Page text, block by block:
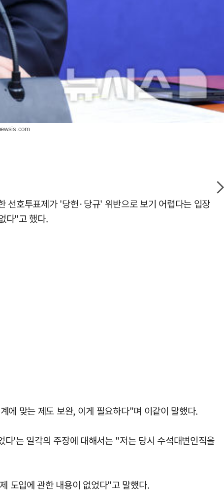
선호투표제가 '당헌·당규' 위반으로 보기 어렵다는 입장
다"고 했다.
에 맞는 제도 보완, 이게 필요하다"며 이같이 말했다.
'는 일각의 주장에 대해서는 "저는 당시 수석대변인직을
도입에 관한 내용이 없었다"고 말했다.